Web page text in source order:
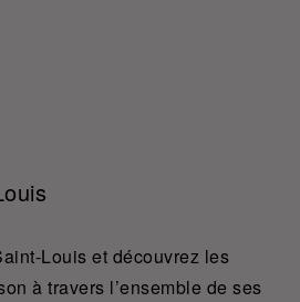
Louis et découvrez les
à travers l’ensemble de ses